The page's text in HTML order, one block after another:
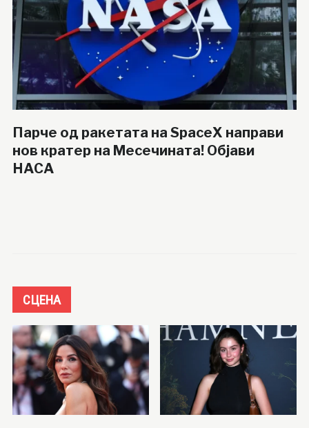
Парче од ракетата на SpaceX направи
нов кратер на Месечината! Објави
НАСА
СЦЕНА